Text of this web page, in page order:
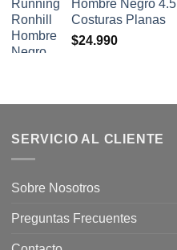
Hombre Negro 4.5
Costuras Planas
$24.990
SERVICIO AL CLIENTE
Sobre Nosotros
Preguntas Frecuentes